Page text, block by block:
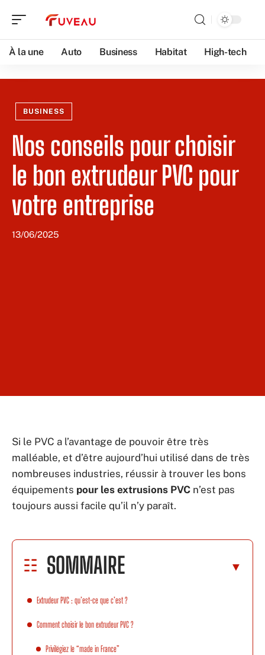
À la une Auto Business Habitat High-tech
BUSINESS
Nos conseils pour choisir
le bon extrudeur PVC pour
votre entreprise
13/06/2025
Si le PVC a l’avantage de pouvoir être très
malléable, et d’être aujourd’hui utilisé dans de très
nombreuses industries, réussir à trouver les bons
équipements pour les extrusions PVC n’est pas
toujours aussi facile qu’il n’y paraît.
SOMMAIRE
Extrudeur PVC : qu’est-ce que c’est ?
Comment choisir le bon extrudeur PVC ?
Privilégiez le “made in France”